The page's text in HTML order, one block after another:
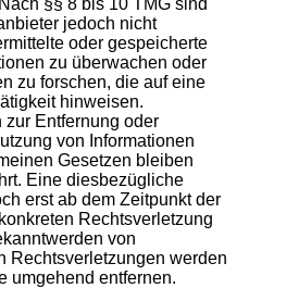
§§ 8 bis 10 TMG sind
jedoch nicht
oder gespeicherte
zu überwachen oder
zu forschen, die auf eine
hinweisen.
zur Entfernung oder
von Informationen
Gesetzen bleiben
Eine diesbezügliche
erst ab dem Zeitpunkt der
Rechtsverletzung
von
Rechtsverletzungen werden
umgehend entfernen.